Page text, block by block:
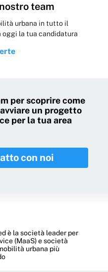
team
urbana in tutto il
oggi la tua candidatura
per scoprire come
un progetto
per la tua area
con noi
è la società leader per
(MaaS) e società
urbana più